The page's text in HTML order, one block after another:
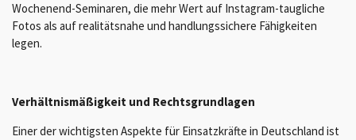
Wochenend-Seminaren, die mehr Wert auf Instagram-taugliche
Fotos als auf realitätsnahe und handlungssichere Fähigkeiten
legen.
Verhältnismäßigkeit und Rechtsgrundlagen
Einer der wichtigsten Aspekte für Einsatzkräfte in Deutschland ist